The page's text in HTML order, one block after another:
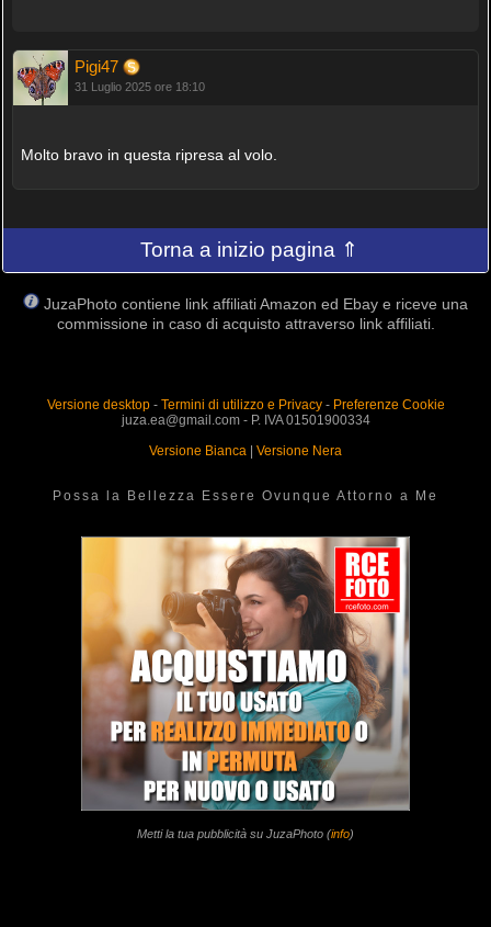
Pigi47
31 Luglio 2025 ore 18:10
Molto bravo in questa ripresa al volo.
Torna a inizio pagina ⇑
JuzaPhoto contiene link affiliati Amazon ed Ebay e riceve una
commissione in caso di acquisto attraverso link affiliati.
Versione desktop- Termini di utilizzo e Privacy- Preferenze Cookie
juza.ea@gmail.com - P. IVA 01501900334
Versione Bianca
Versione Nera
Possa la Bellezza Essere Ovunque Attorno a Me
Metti la tua pubblicità su JuzaPhoto (info)